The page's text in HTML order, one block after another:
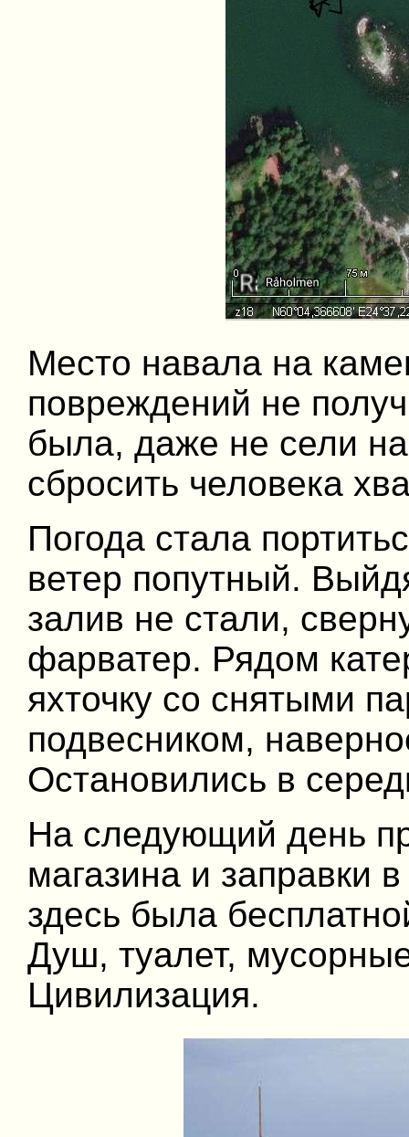
Место навала на
повреждений не
была, даже не сели
сбросить человека
Погода стала
ветер попутный.
залив не стали,
фарватер. Рядом
яхточку со снятыми
подвесником,
Остановились в
На следующий день
магазина и заправки
здесь была
Душ, туалет,
Цивилизация.